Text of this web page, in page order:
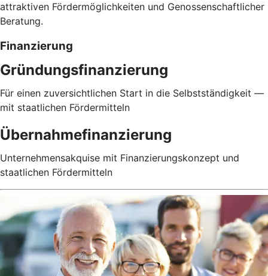
attraktiven Fördermöglichkeiten und Genossenschaftlicher
Beratung.
Finanzierung
Gründungsfinanzierung
Für einen zuversichtlichen Start in die Selbstständigkeit —
mit staatlichen Fördermitteln
Übernahmefinanzierung
Unternehmensakquise mit Finanzierungskonzept und
staatlichen Fördermitteln